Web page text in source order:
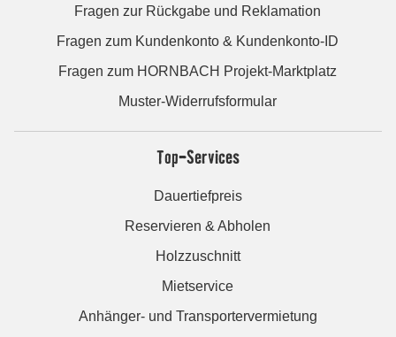
Fragen zur Rückgabe und Reklamation
Fragen zum Kundenkonto & Kundenkonto-ID
Fragen zum HORNBACH Projekt-Marktplatz
Muster-Widerrufsformular
Top-Services
Dauertiefpreis
Reservieren & Abholen
Holzzuschnitt
Mietservice
Anhänger- und Transportervermietung